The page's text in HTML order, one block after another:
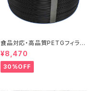
食品対応・高品質PETGフィラメ
ント『EasyFil ePETG（Bambu
Coil）』
¥8,470
30%OFF